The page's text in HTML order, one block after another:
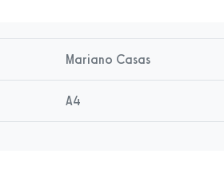
Mariano Casas
A4